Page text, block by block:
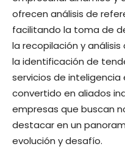
ofrecen análisis de
facilitando la toma de
la recopilación y
la identificación de
servicios de inteligencia
convertido en aliados
empresas que buscan
destacar en un
evolución y desafío.